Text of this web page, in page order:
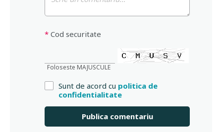
* Cod securitate
Foloseste MAJUSCULE
Sunt de acord cu politica de
confidentialitate